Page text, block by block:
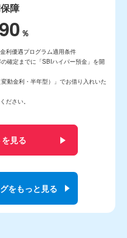
障
利優遇プログラム適用条件
確定までに「SBIハイパー預金」を開
動金利・半年型）」でお借り入れいた
ださい。
見る
をもっと見る